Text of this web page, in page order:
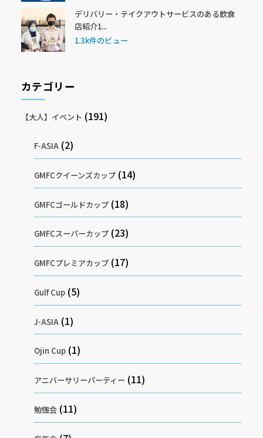
デリバリー・テイクアウトサービスのある飲食
店紹介1...
1.3k件のビュー
カテゴリー
【大人】イベント (191)
F-ASIA (2)
GMFCクイーンズカップ (14)
GMFCゴールドカップ (18)
GMFCスーパーカップ (23)
GMFCプレミアカップ (17)
Gulf Cup (5)
J-ASIA (1)
Ojin Cup (1)
アニバーサリーパーティー (11)
勉強会 (11)